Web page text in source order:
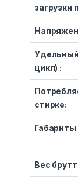
загрузки
цикл) :
стирке:
Вес